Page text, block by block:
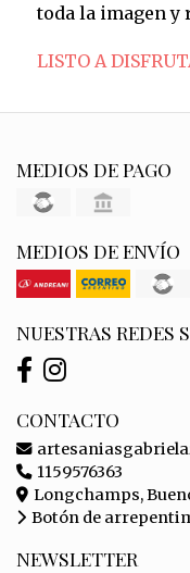
toda la imagen
LISTO A
MEDIOS DE PAGO
MEDIOS DE ENVÍO
NUESTRAS REDES
CONTACTO
1159576363
Longchamps,
Botón de
NEWSLETTER